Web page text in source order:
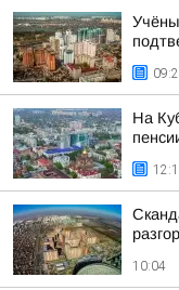
На
10:04